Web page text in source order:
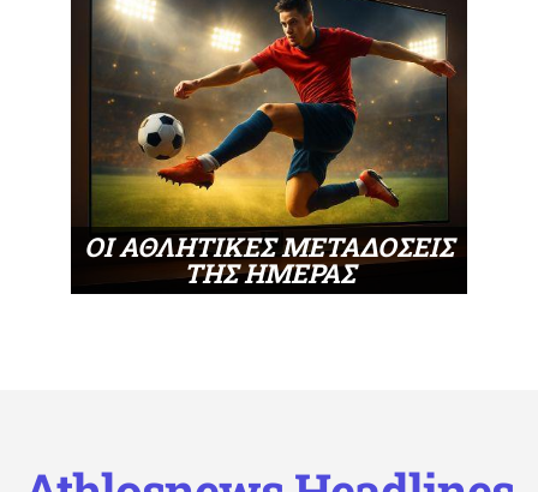
ΟΙ ΑΘΛΗΤΙΚΕΣ ΜΕΤΑΔΟΣΕΙΣ
ΤΗΣ ΗΜΕΡΑΣ